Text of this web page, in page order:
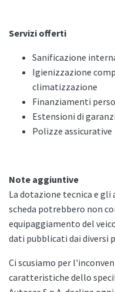
Servizi offerti
Sanificazione
Igienizzazione
climatizzazione
Finanziamenti
Estensioni di
Polizze assicurative
Note aggiuntive
La dotazione tecnica e
scheda potrebbero non
equipaggiamento del
dati pubblicati dai diversi
Ci scusiamo per
caratteristiche dello